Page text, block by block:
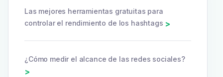
Las mejores herramientas gratuitas para
controlar el rendimiento de los hashtags >
¿Cómo medir el alcance de las redes sociales?
>